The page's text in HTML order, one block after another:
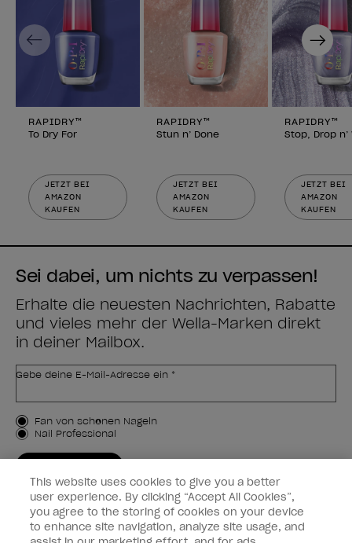
RAPIDRY™
To Dry For
JETZT BEI
AMAZON
KAUFEN
RAPIDRY™
Stun n’ Done
JETZT BEI
AMAZON
KAUFEN
RAPIDRY™
Stop, Drop n’
JETZT BEI
AMAZON
KAUFEN
Previous Next
Sei dabei, um nichts zu verpassen!
Erhalte die neuesten Nachrichten, Rabatte
und vieles mehr der Wella-Marken direkt
in deiner Mailbox.
Gebe deine E-Mail-Adresse ein *
Kundenart
Fan von schönen Nägeln
Nail Professional
Kundeninformationen
Vernetzen
This website uses cookies to give you a better
user experience. By clicking “Accept All Cookies”,
you agree to the storing of cookies on your device
to enhance site navigation, analyze site usage, and